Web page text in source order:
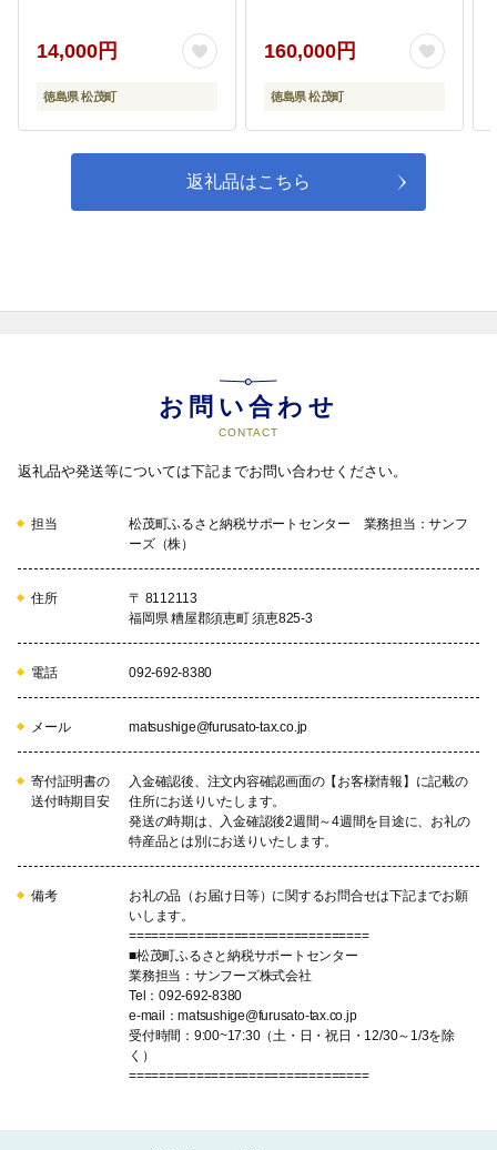
14,000円
徳島県 松茂町
160,000円
徳島県 松茂町
返礼品はこちら
お問い合わせ
CONTACT
返礼品や発送等については下記までお問い合わせください。
担当
松茂町ふるさと納税サポートセンター 業務担当：サンフ
ーズ（株）
住所
〒 8112113
福岡県 糟屋郡須恵町 須恵825-3
電話 092-692-8380
メール matsushige@furusato-tax.co.jp
寄付証明書の
送付時期目安
入金確認後、注文内容確認画面の【お客様情報】に記載の
住所にお送りいたします。
発送の時期は、入金確認後2週間～4週間を目途に、お礼の
特産品とは別にお送りいたします。
備考
お礼の品（お届け日等）に関するお問合せは下記までお願
いします。
================================
■松茂町ふるさと納税サポートセンター
業務担当：サンフーズ株式会社
Tel：092-692-8380
e-mail：matsushige@furusato-tax.co.jp
受付時間：9:00~17:30（土・日・祝日・12/30～1/3を除
く）
================================